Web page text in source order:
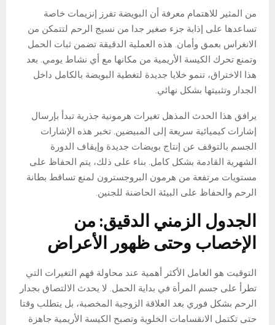
من المثير للاهتمام معرفة أن البويضة تفرز إنزيمات خاصة
تساعدها على إذابة جزء صغير جدا من نسيج الرحم لتتمكن من
الانغراس بعمق وأمان. هذه العملية الدقيقة تضمن ثبات الحمل
وتمنع تحرك الكيسة الأريمية من مكانها مع أي نشاط يومي. بعد
هذا الاختراق، تنمو خلايا جديدة لتغطية البويضة بالكامل داخل
الجدار وتثبيتها بشكل نهائي.
يرافق هذا الحدث المذهل تغيرات هرمونية جذرية تبدأ بإرسال
إشارات كيميائية سريعة إلى المبيضين. تخبر هذه الإشارات
الجسم بالتوقف عن إنتاج بويضات جديدة وإيقاف الدورة
الشهرية القادمة بشكل كامل. بناء على ذلك، يتم الحفاظ على
مستويات مرتفعة من هرمون البروجسترون لمنع تساقط بطانة
الرحم والحفاظ على البيئة الحاضنة للجنين.
الجدول الزمني الدقيق: من
الإخصاب وحتى ظهور الأعراض
التوقيت هو العامل الأكثر أهمية عند محاولة فهم التغيرات التي
تطرأ على جسم المرأة في بداية الحمل. لا يحدث الالتصاق بجدار
الرحم بشكل فوري بعد العلاقة الزوجية المخصبة، بل يتطلب وقتا
حتى تكتمل الانقسامات الخلوية وتصبح الكيسة الأريمية جاهزة